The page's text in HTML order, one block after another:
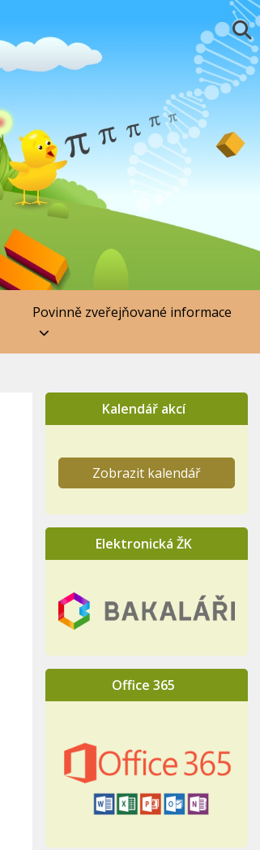
Povinně zveřejňované informace
Kalendář akcí
Zobrazit kalendář
Elektronická ŽK
Office 365